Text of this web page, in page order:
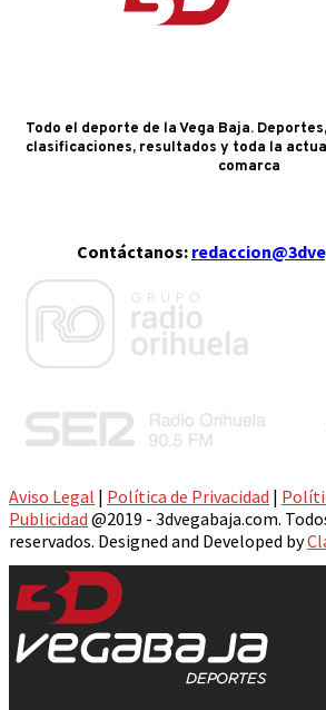
Todo el deporte de la Vega Baja.
clasificaciones, resultados y toda la
comarca
Contáctanos:
Aviso Legal | Política de Privacidad |
Publicidad @2019 - 3dvegabaja.com.
reservados. Designed and Developed by